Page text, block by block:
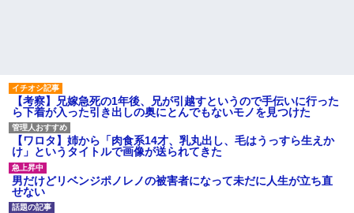
【考察】兄嫁急死の1年後、兄が引越すというので手伝いに行った
ら下着が入った引き出しの奥にとんでもないモノを見つけた
【ワロタ】姉から「肉食系14才、乳丸出し、毛はうっすら生えか
け」というタイトルで画像が送られてきた
男だけどリベンジポノレノの被害者になって未だに人生が立ち直
せない